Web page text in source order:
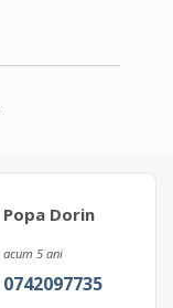
Popa Dorin
acum 5 ani
0742097735